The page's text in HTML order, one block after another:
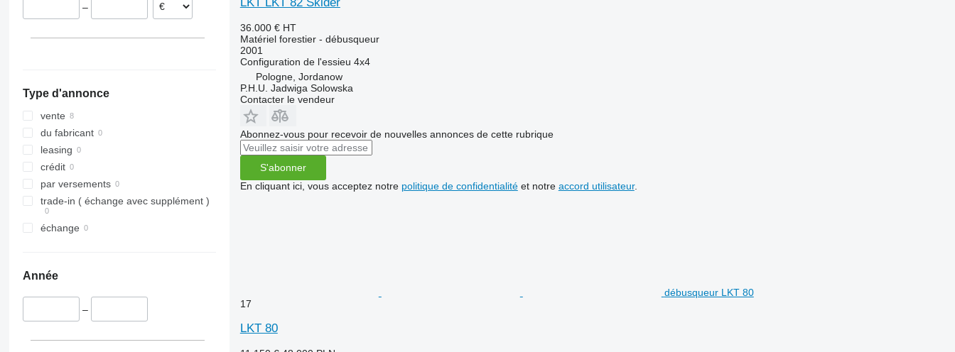
–
Type d'annonce
vente
du fabricant
leasing
crédit
par versements
trade-in ( échange avec supplément )
échange
Année
–
36.000 € HT
Matériel forestier - débusqueur
2001
Configuration de l'essieu 4x4
Pologne, Jordanow
P.H.U. Jadwiga Solowska
Contacter le vendeur
Abonnez-vous pour recevoir de nouvelles annonces de cette rubrique
S'abonner
En cliquant ici, vous acceptez notre politique de confidentialitéet notre accord utilisateur.
débusqueur LKT 80
17
LKT 80